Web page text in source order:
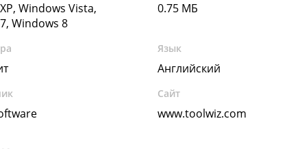
Windows Vista,
Windows 8
0.75 МБ
Язык
Английский
Сайт
www.toolwiz.com